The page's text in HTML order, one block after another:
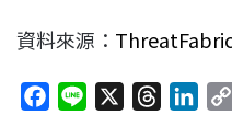
資料來源：